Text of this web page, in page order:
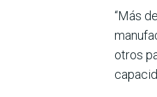
“Más
otros